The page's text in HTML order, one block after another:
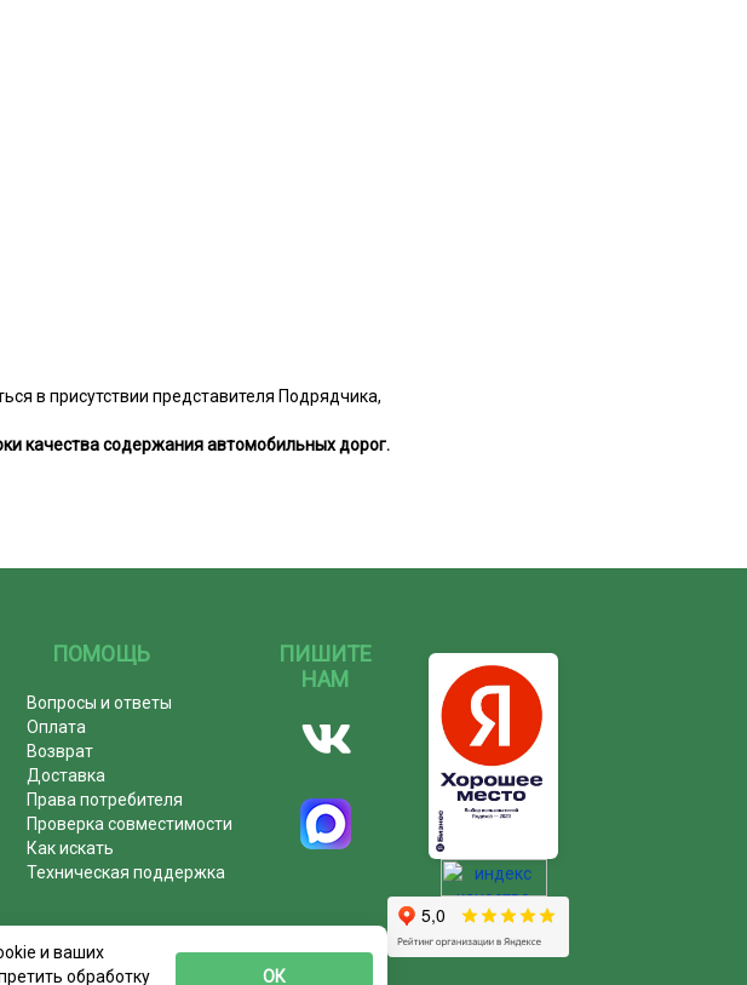
в присутствии представителя Подрядчика,
качества содержания автомобильных дорог.
ПОМОЩЬ
Вопросы и ответы
Оплата
Возврат
Доставка
Права потребителя
Проверка совместимости
Как искать
Техническая поддержка
ПИШИТЕ
НАМ
и ваших
обработку
ОК